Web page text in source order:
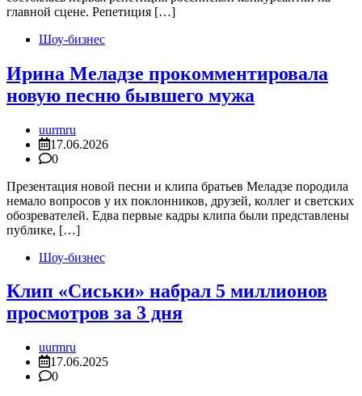
главной сцене. Репетиция […]
Шоу-бизнес
Ирина Меладзе прокомментировала
новую песню бывшего мужа
uurmru
17.06.2026
0
Презентация новой песни и клипа братьев Меладзе породила
немало вопросов у их поклонников, друзей, коллег и светских
обозревателей. Едва первые кадры клипа были представлены
публике, […]
Шоу-бизнес
Клип «Сиськи» набрал 5 миллионов
просмотров за 3 дня
uurmru
17.06.2025
0